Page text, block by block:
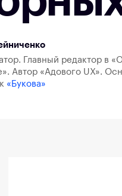
Главный редактор в
Автор «Адового UX».
«Букова»